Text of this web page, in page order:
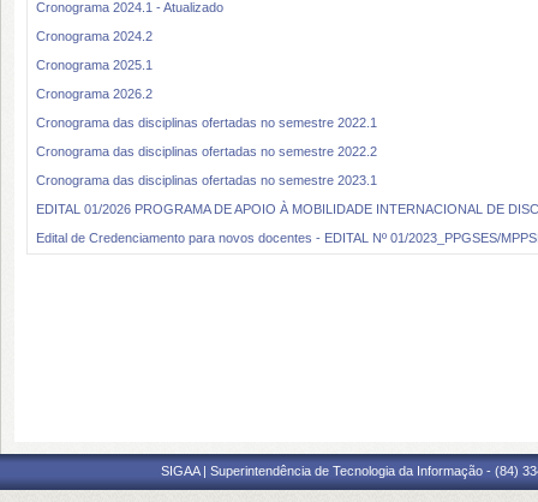
Cronograma 2024.1 - Atualizado
Cronograma 2024.2
Cronograma 2025.1
Cronograma 2026.2
Cronograma das disciplinas ofertadas no semestre 2022.1
Cronograma das disciplinas ofertadas no semestre 2022.2
Cronograma das disciplinas ofertadas no semestre 2023.1
EDITAL 01/2026 PROGRAMA DE APOIO À MOBILIDADE INTERNACIONAL DE
Edital de Credenciamento para novos docentes - EDITAL Nº 01/2023_PPGSES/
SIGAA | Superintendência de Tecnologia da Informação - (84)